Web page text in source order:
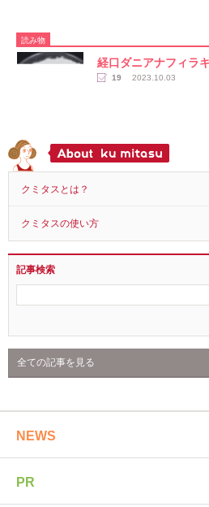
クミタスとは？
クミタスの使い方
NEWS